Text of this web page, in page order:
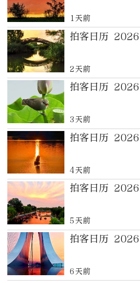
1天前
拍客日历
2天前
拍客日历
3天前
拍客日历
4天前
拍客日历
5天前
拍客日历
6天前